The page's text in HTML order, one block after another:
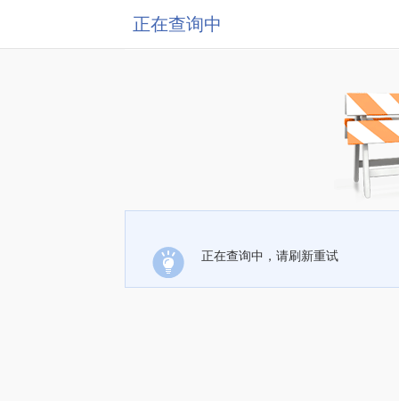
正在查询中
正在查询中，请刷新重试